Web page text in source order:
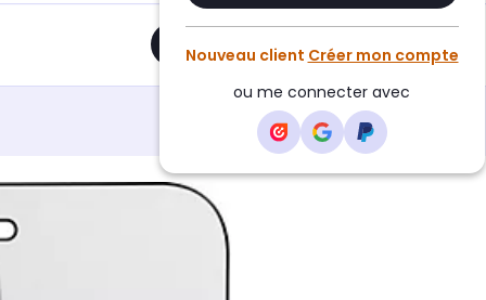
Nouveau client Créer mon compte
ou me connecter avec
Ajouter au panier